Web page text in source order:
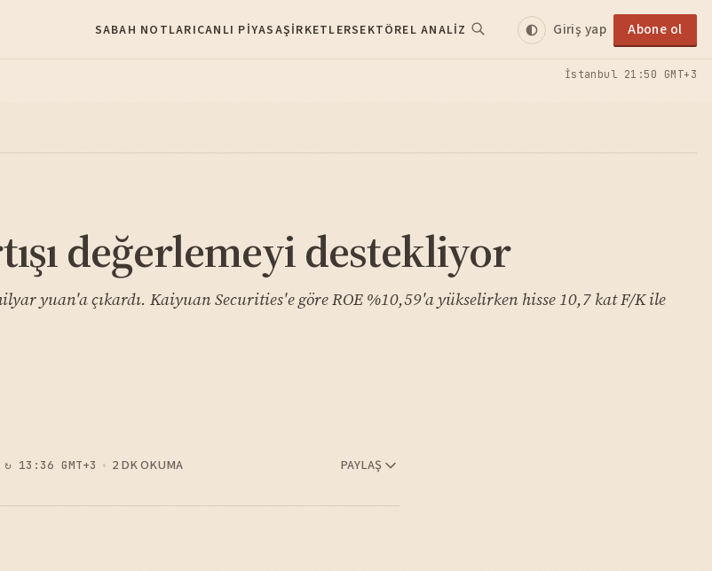
SABAH NOTLARICANLI PIYASAŞIRKETLERSEKTÖREL ANALIZ Giriş yap Abone ol
İstanbul 21:50 GMT+3
değerlemeyi destekliyor
yuan'a çıkardı. Kaiyuan Securities'e göre ROE %10,59'a yükselirken hisse 10,7 kat F/K ile
↻ 13:36 GMT+3 2 DK OKUMA PAYLAŞ